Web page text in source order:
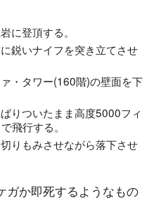
に登頂する。
鋭いナイフを突き立てさせ
・タワー(160階)の壁面を下
りついたまま高度5000フィ
飛行する。
りもみさせながら落下させ
ガか即死するようなもの